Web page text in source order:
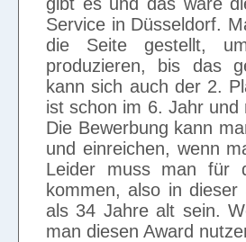
Service in Düsseldorf.
die Seite gestellt,
produzieren, bis das
kann sich auch der 2.
ist schon im 6. Jahr
Die Bewerbung kann
und einreichen, wenn
Leider muss man für
kommen, also in
als 34 Jahre alt sein.
man diesen Award